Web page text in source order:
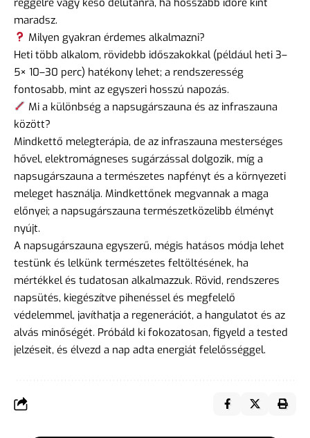
maradsz.
Milyen gyakran érdemes alkalmazni?
Heti több alkalom, rövidebb időszakokkal (például heti 3–
5× 10–30 perc) hatékony lehet; a rendszeresség
fontosabb, mint az egyszeri hosszú napozás.
Mi a különbség a napsugárszauna és az infraszauna
között?
Mindkettő melegterápia, de az infraszauna mesterséges
hővel, elektromágneses sugárzással dolgozik, míg a
napsugárszauna a természetes napfényt és a környezeti
meleget használja. Mindkettőnek megvannak a maga
előnyei; a napsugárszauna természetközelibb élményt
nyújt.
A napsugárszauna egyszerű, mégis hatásos módja lehet
testünk és lelkünk természetes feltöltésének, ha
mértékkel és tudatosan alkalmazzuk. Rövid, rendszeres
napsütés, kiegészítve pihenéssel és megfelelő
védelemmel, javíthatja a regenerációt, a hangulatot és az
alvás minőségét. Próbáld ki fokozatosan, figyeld a tested
jelzéseit, és élvezd a nap adta energiát felelősséggel.